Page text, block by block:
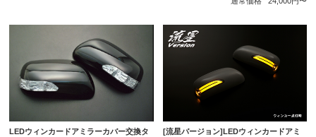
LEDウィンカードアミラーカバー交換タ
[流星バージョン]LEDウィンカードアミ